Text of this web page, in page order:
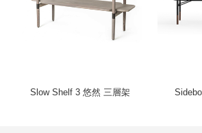
Slow Shelf 3 悠然 三層架